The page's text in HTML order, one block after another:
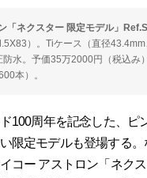
「ネクスター 限定モデル」
）。Tiケース（直径43.4mm
水。予価35万2000円（税込み
本）。
100周年を記念した、ピ
限定モデルも登場する。
コー アストロン「ネク